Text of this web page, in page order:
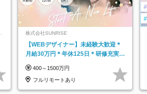
株式会社SUNRISE
【WEBデザイナー】未経験大歓迎＊
月給30万円＊年休125日＊研修充実＊
400～1500万円
フルリモートあり